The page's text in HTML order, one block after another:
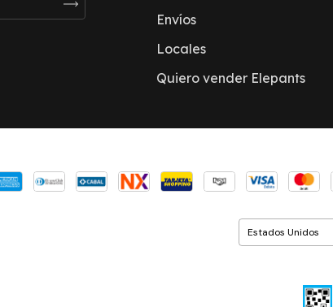
Envíos
Locales
Quiero vender Elepants